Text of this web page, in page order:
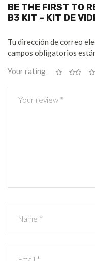
BE THE FIRST TO
B3 KIT – KIT DE
Tu dirección de correo
campos obligatorios
Your rating